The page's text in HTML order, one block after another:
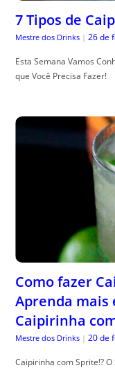
7 Tipos de
Mestre dos Drinks | 26 de
Esta Semana Vamos
que Você Precisa Fazer!
Como fazer
Aprenda mais
Caipirinha
Mestre dos Drinks | 20 de
Caipirinha com Sprite!?